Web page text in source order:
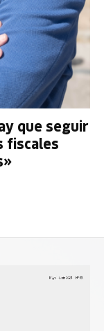
que seguir
fiscales